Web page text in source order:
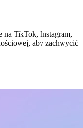
na TikTok, Instagram,
aby zachwycić